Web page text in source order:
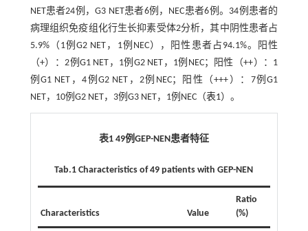
NET患者24例，G3 NET患者6例，NEC患者6例。34例患者的
病理组织免疫组化行生长抑素受体2分析，其中阴性患者占
5.9%（1例G2 NET，1例NEC），阳性患者占94.1%。阳性
（+）：2例G1 NET，1例G2 NET，1例NEC；阳性（++）：1
例G1 NET，4例G2 NET，2例NEC；阳性（+++）：7例G1
NET，10例G2 NET，3例G3 NET，1例NEC（表1）。
表1 49例GEP-NEN患者特征
Tab.1 Characteristics of 49 patients with GEP-NEN
Characteristics Value
Ratio
(%)